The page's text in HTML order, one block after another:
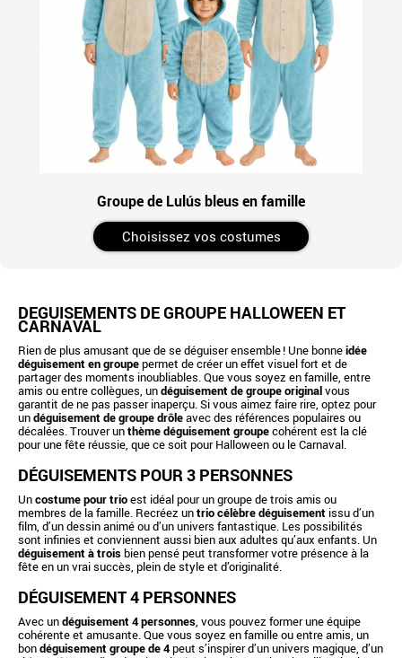
Groupe de Lulús bleus en famille
Choisissez vos costumes
DÉGUISEMENTS DE GROUPE HALLOWEEN ET
CARNAVAL
Rien de plus amusant que de se déguiser ensemble ! Une bonneidée
déguisement en groupepermet de créer un effet visuel fort et de
partager des moments inoubliables. Que vous soyez en famille, entre
amis ou entre collègues, undéguisement de groupe originalvous
garantit de ne pas passer inaperçu. Si vous aimez faire rire, optez pour
undéguisement de groupe drôleavec des références populaires ou
décalées. Trouver unthème déguisement groupecohérent est la clé
pour une fête réussie, que ce soit pour Halloween ou le Carnaval.
DÉGUISEMENTS POUR 3 PERSONNES
Uncostume pour trioest idéal pour un groupe de trois amis ou
membres de la famille. Recréez untrio célèbre déguisement issu d’un
film, d’un dessin animé ou d’un univers fantastique. Les possibilités
sont infinies et conviennent aussi bien aux adultes qu’aux enfants. Un
déguisement à troisbien pensé peut transformer votre présence à la
fête en un vrai succès, plein de style et d’originalité.
DÉGUISEMENT 4 PERSONNES
Avec undéguisement 4 personnes, vous pouvez former une équipe
cohérente et amusante. Que vous soyez en famille ou entre amis, un
bondéguisement groupe de 4peut s’inspirer d’un univers magique, d’un